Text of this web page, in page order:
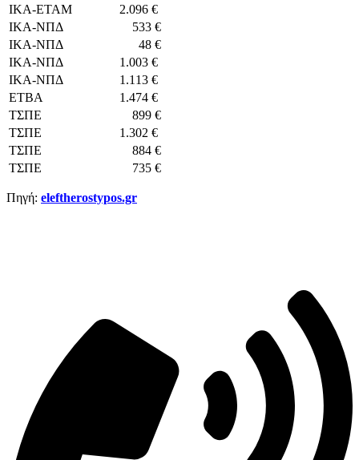
ΙΚΑ-ΕΤΑΜ
2.096 €
ΙΚΑ-ΝΠΔ
533 €
ΙΚΑ-ΝΠΔ
48 €
ΙΚΑ-ΝΠΔ
1.003 €
ΙΚΑ-ΝΠΔ
1.113 €
ΕΤΒΑ
1.474 €
ΤΣΠΕ
899 €
ΤΣΠΕ
1.302 €
ΤΣΠΕ
884 €
ΤΣΠΕ
735 €
Πηγή: eleftherostypos.gr